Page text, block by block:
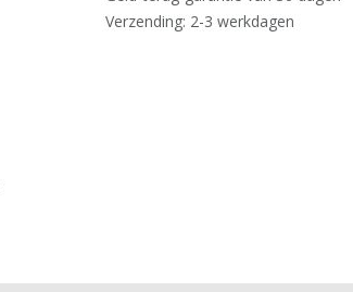
Verzending: 2-3 werkdagen